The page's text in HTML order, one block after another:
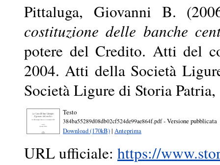
Pittaluga, Giovanni B.
costituzione delle banche
potere del Credito. Atti del
2004. Atti della Società
Società Ligure di Storia
Testo
384ba55289d08db02cf524de99ae864f.pdf- Versione pubblicata
Download (170kB)| Anteprima
URL ufficiale: https://